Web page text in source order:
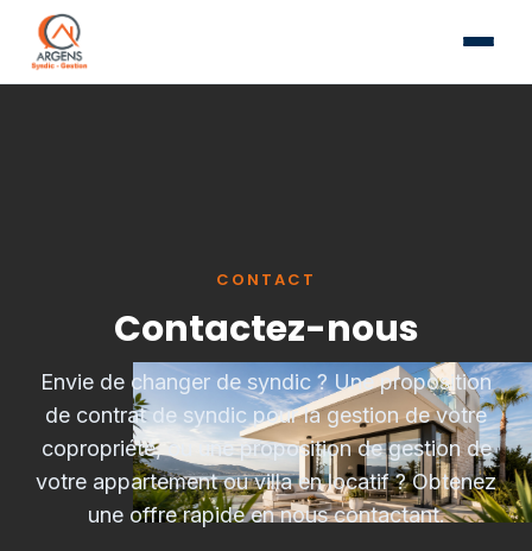
CONTACT
Contactez-nous
Envie de changer de syndic ? Une proposition
de contrat de syndic pour la gestion de votre
copropriété, ou une proposition de gestion de
votre appartement ou villa en locatif ? Obtenez
une offre rapide en nous contactant.